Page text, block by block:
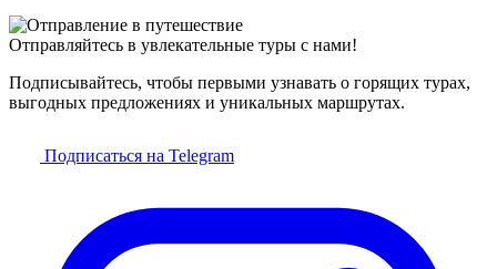
Отправляйтесь в увлекательные туры с нами!
Подписывайтесь, чтобы первыми узнавать о горящих турах,
выгодных предложениях и уникальных маршрутах.
Подписаться на Telegram